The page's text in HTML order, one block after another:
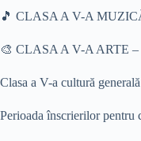
🎵 CLASA A V-A
🎨 CLASA A V-A ARTE –
Clasa a V-a cultură
Perioada înscrierilor pentru